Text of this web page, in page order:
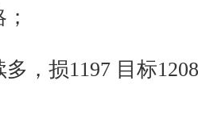
损1197 目标